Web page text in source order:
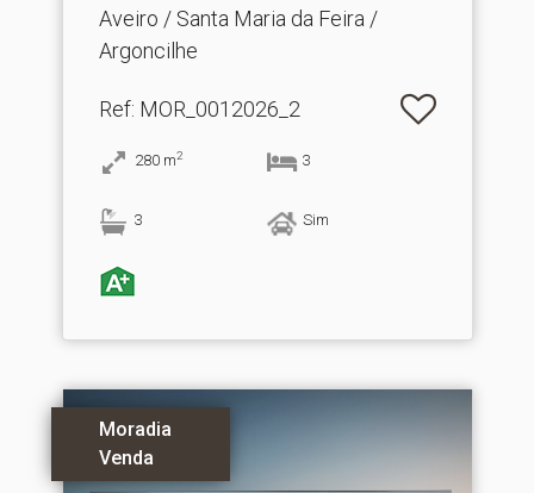
Aveiro / Santa Maria da Feira /
Argoncilhe
Ref: MOR_0012026_2
280 m2 3
3 Sim
Moradia
Venda